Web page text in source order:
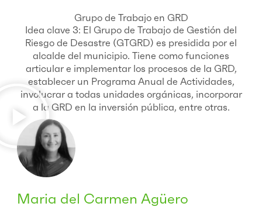
Grupo de Trabajo en GRD
Idea clave 3: El Grupo de Trabajo de Gestión del
Riesgo de Desastre (GTGRD) es presidida por el
alcalde del municipio. Tiene como funciones
articular e implementar los procesos de la GRD,
establecer un Programa Anual de Actividades,
involucrar a todas unidades orgánicas, incorporar
a la GRD en la inversión pública, entre otras.
Maria del Carmen Agüero